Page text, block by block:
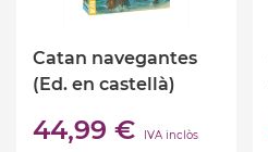
Catan navegantes
(Ed. en castellà)
44,99 € IVA inclòs